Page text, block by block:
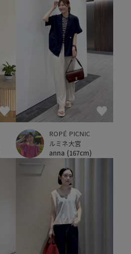
ROPÉ PICNIC
ルミネ大宮
anna (167cm)